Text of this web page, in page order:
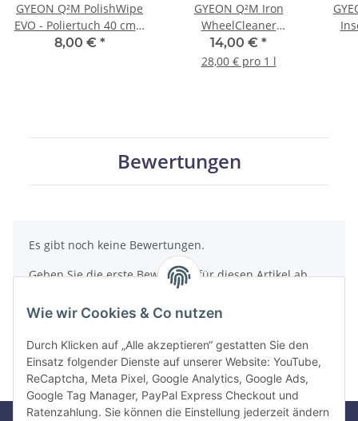
Wie wir Cookies & Co nutzen
Durch Klicken auf „Alle akzeptieren“ gestatten Sie den
Einsatz folgender Dienste auf unserer Website: YouTube,
ReCaptcha, Meta Pixel, Google Analytics, Google Ads,
Google Tag Manager, PayPal Express Checkout und
Ratenzahlung. Sie können die Einstellung jederzeit ändern
GYEON Q²M PolishWipe
EVO - Poliertuch 40 cm ×
40 cm
8,00 € *
GYEON Q²M Iron
WheelCleaner
REDEFINED -
Felgenreiniger 500 ml
14,00 € *
28,00 € pro 1 l
Bewertungen
Es gibt noch keine Bewertungen.
Geben Sie die erste Bewertung für diesen Artikel ab
und helfen Sie Anderen bei der Kaufentscheidung